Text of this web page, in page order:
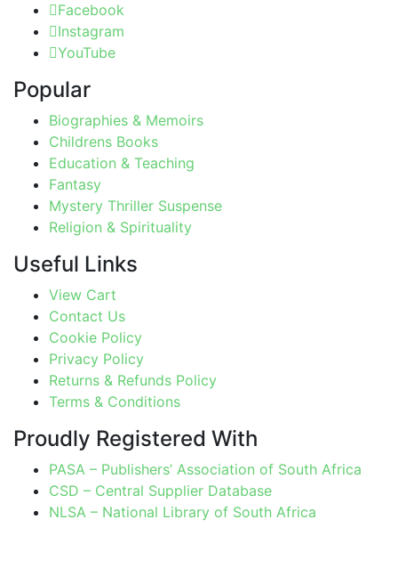
Facebook
Instagram
YouTube
Popular
Biographies & Memoirs
Childrens Books
Education & Teaching
Fantasy
Mystery Thriller Suspense
Religion & Spirituality
Useful Links
View Cart
Contact Us
Cookie Policy
Privacy Policy
Returns & Refunds Policy
Terms & Conditions
Proudly Registered With
PASA – Publishers’ Association of South Africa
CSD – Central Supplier Database
NLSA – National Library of South Africa